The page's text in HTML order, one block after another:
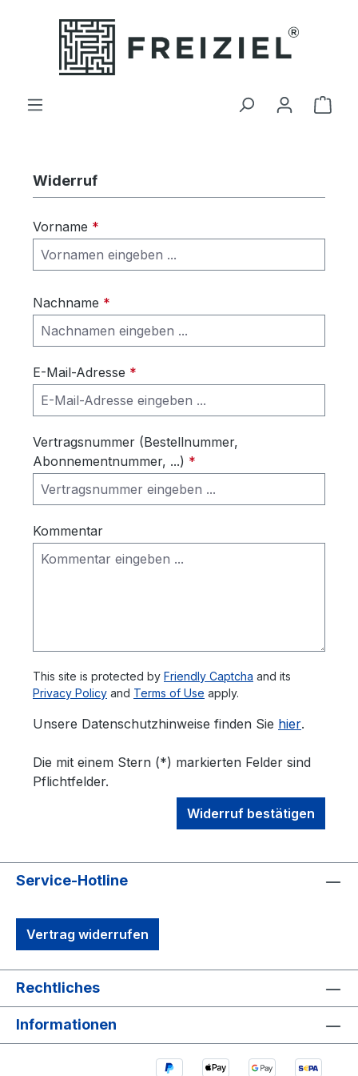
Zum Hauptinhalt springen
Widerruf
Vorname *
Nachname *
E-Mail-Adresse *
Vertragsnummer (Bestellnummer,
Abonnementnummer, ...) *
Kommentar
This site is protected by Friendly Captcha and its
Privacy Policy and Terms of Use apply.
Unsere Datenschutzhinweise finden Sie hier.
Die mit einem Stern (*) markierten Felder sind
Pflichtfelder.
Widerruf bestätigen
Service-Hotline
Vertrag widerrufen
Rechtliches
Informationen